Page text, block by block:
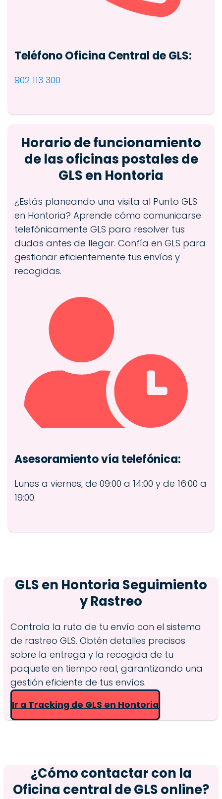
Teléfono Oficina Central de GLS:
902 113 300
Horario de funcionamiento
de las oficinas postales de
GLS en Hontoria
¿Estás planeando una visita al Punto GLS
en Hontoria? Aprende cómo comunicarse
telefónicamente GLS para resolver tus
dudas antes de llegar. Confía en GLS para
gestionar eficientemente tus envíos y
recogidas.
Asesoramiento vía telefónica:
Lunes a viernes, de 09:00 a 14:00 y de 16:00 a
19:00.
GLS en Hontoria Seguimiento
y Rastreo
Controla la ruta de tu envío con el sistema
de rastreo GLS. Obtén detalles precisos
sobre la entrega y la recogida de tu
paquete en tiempo real, garantizando una
gestión eficiente de tus envíos.
Ir a Tracking de GLS en Hontoria
¿Cómo contactar con la
Oficina central de GLS online?